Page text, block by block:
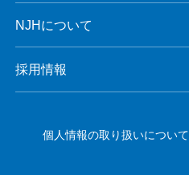
NJHについて
採用情報
個人情報の取り扱いについて